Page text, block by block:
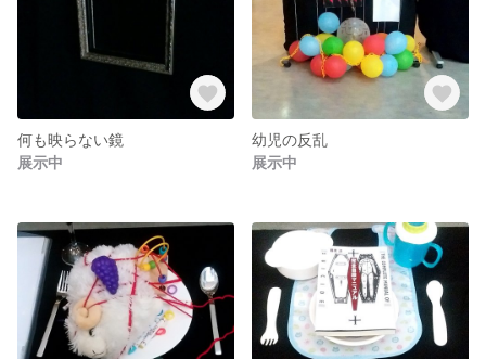
何も映らない鏡
展示中
幼児の反乱
展示中